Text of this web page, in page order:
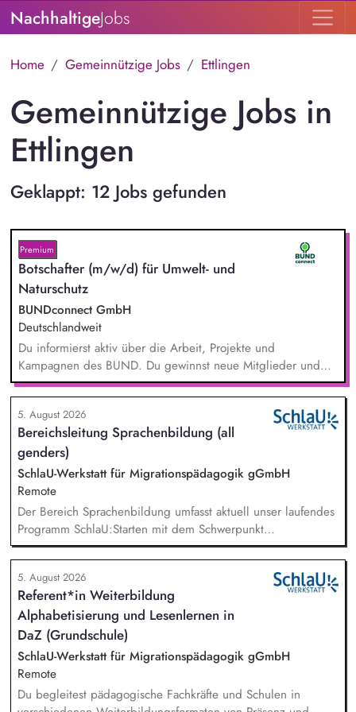
NachhaltigeJobs
Home Gemeinnützige Jobs Ettlingen
Gemeinnützige Jobs in
Ettlingen
Geklappt: 12 Jobs gefunden
Premium
Botschafter (m/w/d) für Umwelt- und
Naturschutz
BUNDconnect GmbH
Deutschlandweit
Du informierst aktiv über die Arbeit, Projekte und
Kampagnen des BUND. Du gewinnst neue Mitglieder und
stärkst damit langfristig den Umwelt- und Naturschutz. Du
beantwortest Fragen zu Umwelt-, Arten- und Klimaschutz nach
bestem Wissen und Gewissen. Du unterstützt Kampagnen
und Aktionen, beispielsweise durch das Sammeln von
Unterschriften für Petitionen.
5. August 2026
Bereichsleitung Sprachenbildung (all
genders)
SchlaU-Werkstatt für Migrationspädagogik gGmbH
Remote
Der Bereich Sprachenbildung umfasst aktuell unser laufendes
Programm SchlaU:Starten mit dem Schwerpunkt
"Alphabetisierung in DaZ für die Grundschule" sowie
zukünftig weitere auf Unterrichtsmaterial bezogene Projekte
mit den Schwerpunkten sprachensensibles und
rassismuskritisches Deutschlernen von der Grundschule bis in
die Berufliche Bildung. Der Bereich Sprachenbildung
entwickelt in seinen Projekten dazu zielgruppengerechte und
innovative Unterrichtsmaterialien und begleitet pädagogische
Fachkräfte mit daran angeschlossenen
Weiterbildungsangeboten online wie offline.
5. August 2026
Referent*in Weiterbildung
Alphabetisierung und Lesenlernen in
DaZ (Grundschule)
SchlaU-Werkstatt für Migrationspädagogik gGmbH
Remote
Du begleitest pädagogische Fachkräfte und Schulen in